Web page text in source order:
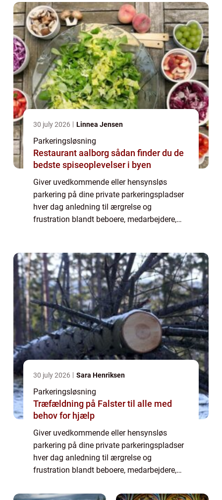
park...
30 july 2026 Linnea Jensen
Parkeringsløsning
Restaurant aalborg sådan finder du de
bedste spiseoplevelser i byen
Giver uvedkommende eller hensynsløs
parkering på dine private parkeringspladser
hver dag anledning til ærgrelse og
frustration blandt beboere, medarbejdere,
park...
30 july 2026 Sara Henriksen
Parkeringsløsning
Træfældning på Falster til alle med
behov for hjælp
Giver uvedkommende eller hensynsløs
parkering på dine private parkeringspladser
hver dag anledning til ærgrelse og
frustration blandt beboere, medarbejdere,
disse? Så bør du kontakte et professionelt